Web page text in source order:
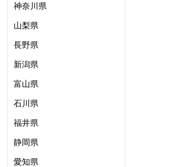
神奈川県
山梨県
長野県
新潟県
富山県
石川県
福井県
静岡県
愛知県